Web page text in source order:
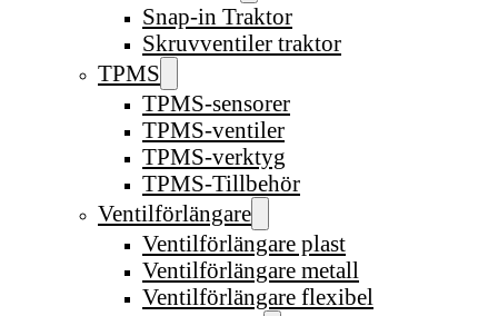
Snap-in Traktor
Skruvventiler traktor
TPMS
TPMS-sensorer
TPMS-ventiler
TPMS-verktyg
TPMS-Tillbehör
Ventilförlängare
Ventilförlängare plast
Ventilförlängare metall
Ventilförlängare flexibel